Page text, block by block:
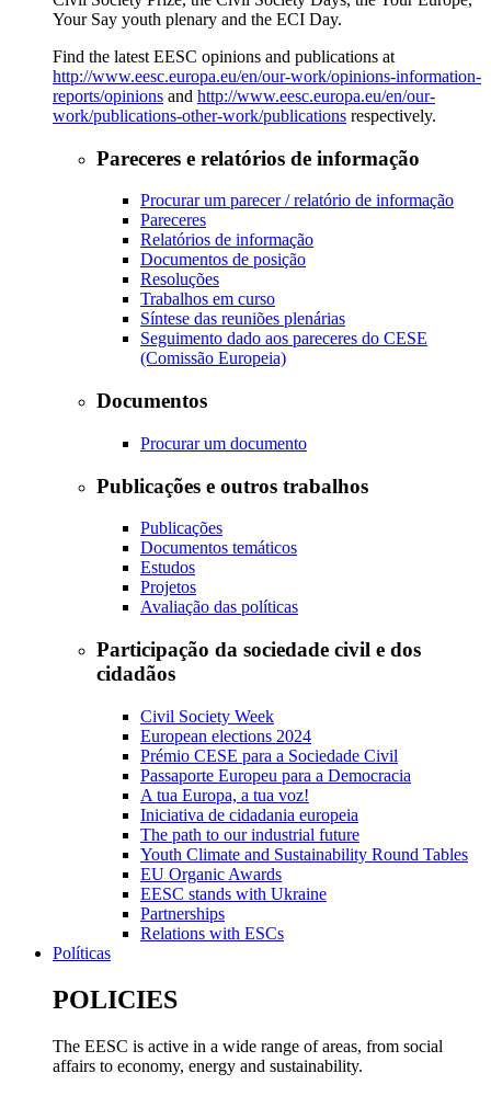
Your Say youth plenary and the ECI Day.
Find the latest EESC opinions and publications at
http://www.eesc.europa.eu/en/our-work/opinions-information-
reports/opinions and http://www.eesc.europa.eu/en/our-
work/publications-other-work/publications respectively.
Pareceres e relatórios de informação
Procurar um parecer / relatório de informação
Pareceres
Relatórios de informação
Documentos de posição
Resoluções
Trabalhos em curso
Síntese das reuniões plenárias
Seguimento dado aos pareceres do CESE
(Comissão Europeia)
Documentos
Procurar um documento
Publicações e outros trabalhos
Publicações
Documentos temáticos
Estudos
Projetos
Avaliação das políticas
Participação da sociedade civil e dos
cidadãos
Civil Society Week
European elections 2024
Prémio CESE para a Sociedade Civil
Passaporte Europeu para a Democracia
A tua Europa, a tua voz!
Iniciativa de cidadania europeia
The path to our industrial future
Youth Climate and Sustainability Round Tables
EU Organic Awards
EESC stands with Ukraine
Partnerships
Relations with ESCs
Políticas
POLICIES
The EESC is active in a wide range of areas, from social
affairs to economy, energy and sustainability.